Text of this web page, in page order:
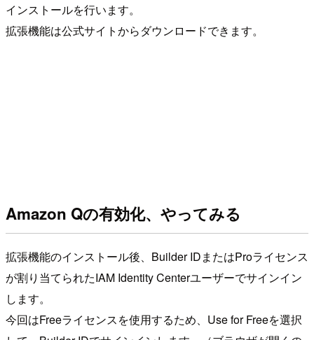
インストールを行います。
拡張機能は公式サイトからダウンロードできます。
Amazon Qの有効化、やってみる
拡張機能のインストール後、Builder IDまたはProライセンス
が割り当てられたIAM Identity Centerユーザーでサインイン
します。
今回はFreeライセンスを使用するため、Use for Freeを選択